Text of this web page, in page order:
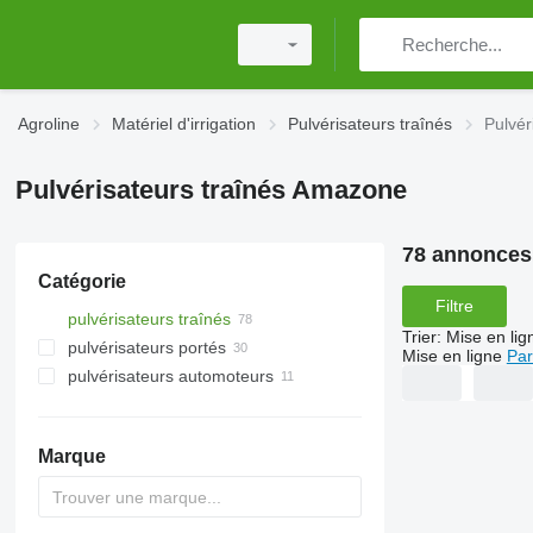
Agroline Matériel d'irrigation Pulvérisateurs traînés
Pulvérisateurs traînés Amazone
Catégorie
pulvérisateurs traînés
pulvérisateurs portés
pulvérisateurs automoteurs
Marque
78
Filtre
Trier: Mise en
Mise en ligne